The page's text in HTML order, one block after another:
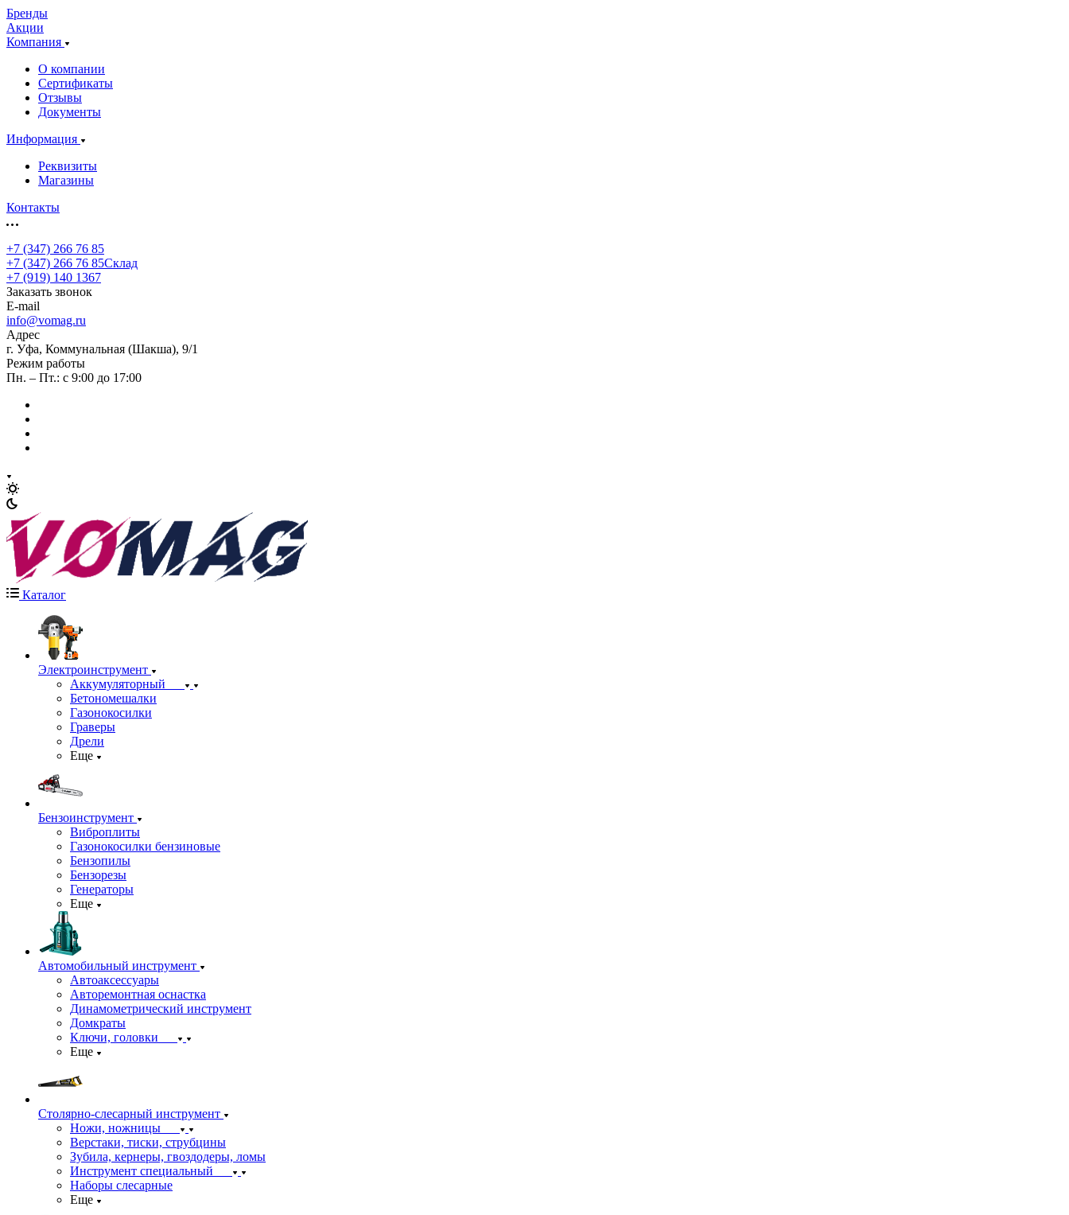
Бренды
Акции
Компания
О компании
Сертификаты
Отзывы
Документы
Информация
Реквизиты
Магазины
Контакты
+7 (347) 266 76 85
+7 (347) 266 76 85Склад
+7 (919) 140 1367
Заказать звонок
E-mail
info@vomag.ru
Адрес
г. Уфа, Коммунальная (Шакша), 9/1
Режим работы
Пн. – Пт.: с 9:00 до 17:00
Каталог
Электроинструмент
Аккумуляторный
Бетономешалки
Газонокосилки
Граверы
Дрели
Еще
Бензоинструмент
Виброплиты
Газонокосилки бензиновые
Бензопилы
Бензорезы
Генераторы
Еще
Автомобильный инструмент
Автоаксессуары
Авторемонтная оснастка
Динамометрический инструмент
Домкраты
Ключи, головки
Еще
Столярно-слесарный инструмент
Ножи, ножницы
Верстаки, тиски, струбцины
Зубила, кернеры, гвоздодеры, ломы
Инструмент специальный
Наборы слесарные
Еще